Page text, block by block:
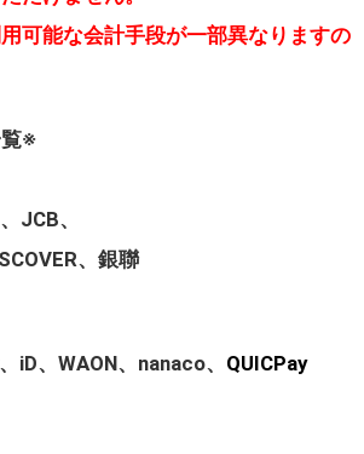
可能な会計手段が一部異なりますの
※
JCB、
、銀聯
iD、WAON、nanaco、 QUICPay